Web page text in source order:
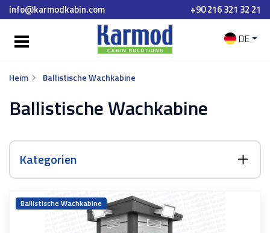
info@karmodkabin.com +90 216 321 32 21
DE
Heim Ballistische Wachkabine
Ballistische Wachkabine
Kategorien
Ballistische Wachkabine